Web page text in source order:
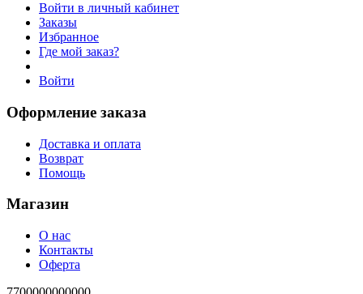
Войти в личный кабинет
Заказы
Избранное
Где мой заказ?
Войти
Оформление заказа
Доставка и оплата
Возврат
Помощь
Магазин
О нас
Контакты
Оферта